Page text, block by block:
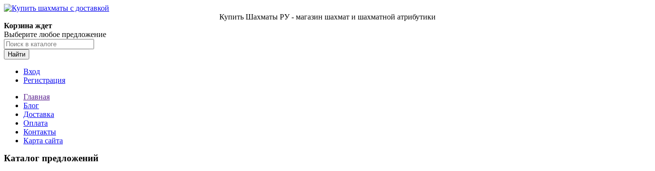
Купить Шахматы РУ - магазин шахмат и шахматной атрибутики
Корзина ждет
Выберите любое предложение
Найти
Вход
Регистрация
Главная
Блог
Доставка
Оплата
Контакты
Карта сайта
Каталог предложений